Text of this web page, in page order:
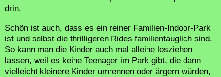
drin.
Schön ist auch, dass es ein reiner Familien-Indoor-Park
ist und selbst die thrilligeren Rides familientauglich sind.
So kann man die Kinder auch mal alleine losziehen
lassen, weil es keine Teenager im Park gibt, die dann
vielleicht kleinere Kinder umrennen oder ärgern würden,